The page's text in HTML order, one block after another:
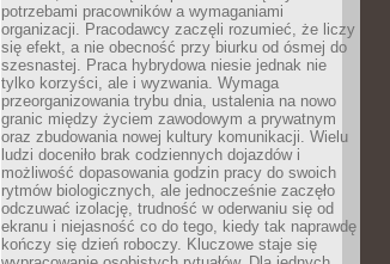
potrzebami pracowników a wymaganiami
organizacji. Pracodawcy zaczęli rozumieć, że liczy
się efekt, a nie obecność przy biurku od ósmej do
szesnastej. Praca hybrydowa niesie jednak nie
tylko korzyści, ale i wyzwania. Wymaga
przeorganizowania trybu dnia, ustalenia na nowo
granic między życiem zawodowym a prywatnym
oraz zbudowania nowej kultury komunikacji. Wielu
ludzi doceniło brak codziennych dojazdów i
możliwość dopasowania godzin pracy do swoich
rytmów biologicznych, ale jednocześnie zaczęło
odczuwać izolację, trudność w oderwaniu się od
ekranu i niejasność co do tego, kiedy tak naprawdę
kończy się dzień roboczy. Kluczowe staje się